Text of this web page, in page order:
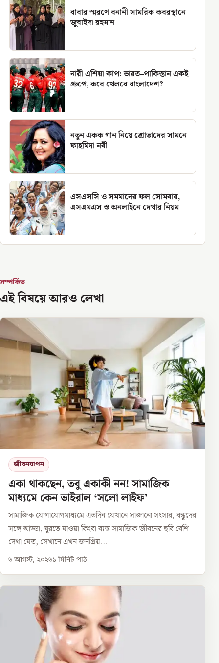
বাবার স্মরণে বনানী সামরিক কবরস্থানে
জুবাইদা রহমান
নারী এশিয়া কাপ: ভারত–পাকিস্তান একই
গ্রুপে, কবে খেলবে বাংলাদেশ?
নতুন একক গান নিয়ে শ্রোতাদের সামনে
ফাহমিদা নবী
এসএসসি ও সমমানের ফল সোমবার,
এসএমএস ও অনলাইনে দেখার নিয়ম
সম্পর্কিত
এই বিষয়ে আরও লেখা
জীবনযাপন
একা থাকছেন, তবু একাকী নন! সামাজিক
মাধ্যমে কেন ভাইরাল ‘সলো লাইফ’
সামাজিক যোগাযোগমাধ্যমে এতদিন যেখানে সাজানো সংসার, বন্ধুদের
সঙ্গে আড্ডা, ঘুরতে যাওয়া কিংবা ব্যস্ত সামাজিক জীবনের ছবি বেশি
দেখা যেত, সেখানে এখন জনপ্রিয়...
৬ আগস্ট, ২০২৬১ মিনিট পাঠ